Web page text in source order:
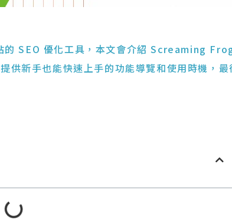
SEO 優化工具，本文會介紹 Screaming
供新手也能快速上手的功能導覽和使用時機，最